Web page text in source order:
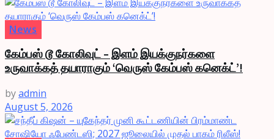
News
கேம்பஸ் டூ கோலிவுட் – இளம் இயக்குநர்களை
உருவாக்கத் தயாராகும் ‘வெருஸ் கேம்பஸ் கனெக்ட்’!
byadmin
August 5, 2026